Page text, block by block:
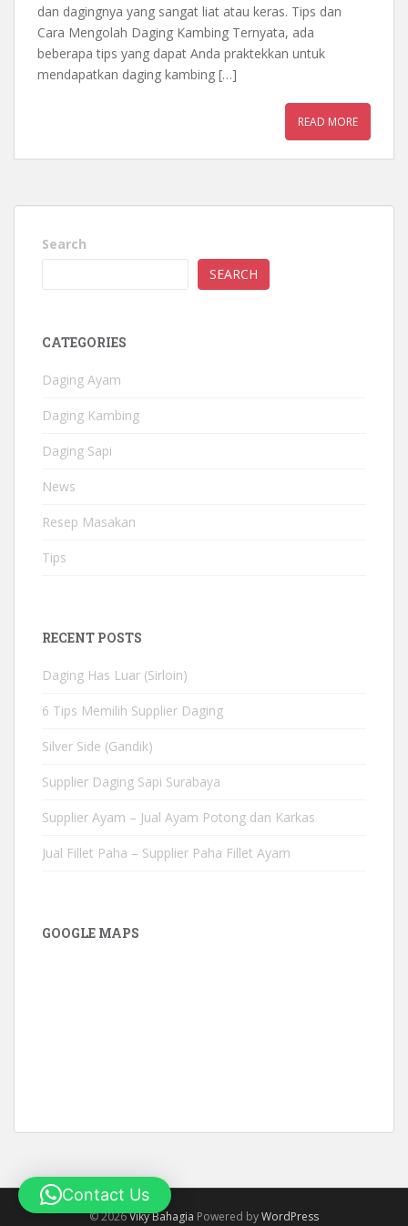
dan dagingnya yang sangat liat atau keras. Tips dan
Cara Mengolah Daging Kambing Ternyata, ada
beberapa tips yang dapat Anda praktekkan untuk
mendapatkan daging kambing […]
READ MORE
Search
SEARCH
CATEGORIES
Daging Ayam
Daging Kambing
Daging Sapi
News
Resep Masakan
Tips
RECENT POSTS
Daging Has Luar (Sirloin)
6 Tips Memilih Supplier Daging
Silver Side (Gandik)
Supplier Daging Sapi Surabaya
Supplier Ayam – Jual Ayam Potong dan Karkas
Jual Fillet Paha – Supplier Paha Fillet Ayam
GOOGLE MAPS
©2026Viky Bahagia Powered byWordPress
Contact Us